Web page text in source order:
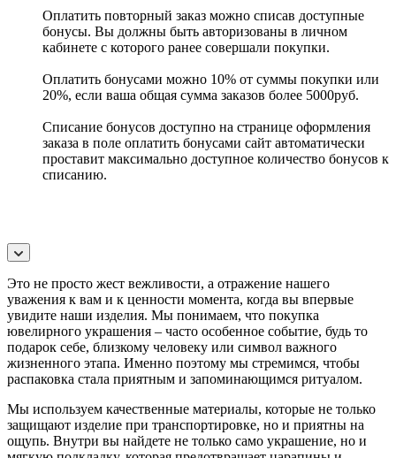
Оплатить повторный заказ можно списав доступные
бонусы. Вы должны быть авторизованы в личном
кабинете с которого ранее совершали покупки.
Оплатить бонусами можно 10% от суммы покупки или
20%, если ваша общая сумма заказов более 5000руб.
Списание бонусов доступно на странице оформления
заказа в поле оплатить бонусами сайт автоматически
проставит максимально доступное количество бонусов к
списанию.
Это не просто жест вежливости, а отражение нашего
уважения к вам и к ценности момента, когда вы впервые
увидите наши изделия. Мы понимаем, что покупка
ювелирного украшения – часто особенное событие, будь то
подарок себе, близкому человеку или символ важного
жизненного этапа. Именно поэтому мы стремимся, чтобы
распаковка стала приятным и запоминающимся ритуалом.
Мы используем качественные материалы, которые не только
защищают изделие при транспортировке, но и приятны на
ощупь. Внутри вы найдете не только само украшение, но и